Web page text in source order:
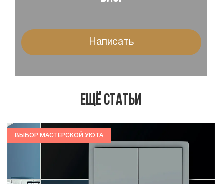
Написать
Ещё статьи
ВЫБОР МАСТЕРСКОЙ УЮТА